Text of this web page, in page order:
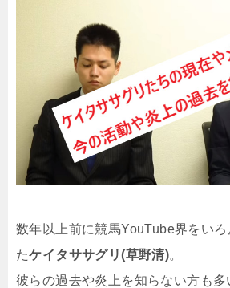
数年以上前に競馬YouTube界をい
たケイタササグリ(草野清)。
彼らの過去や炎上を知らない方も